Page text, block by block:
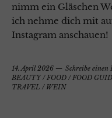
nimm ein Gläschen
ich nehme dich mit
Instagram anschauen!
14. April 2026
Schreibe einen
BEAUTY /FOOD /FOOD
TRAVEL / WEIN